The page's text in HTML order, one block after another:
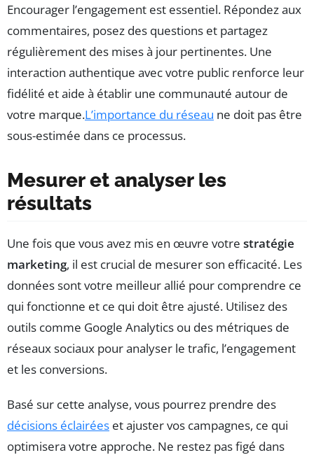
Encourager l’engagement est essentiel. Répondez aux
commentaires, posez des questions et partagez
régulièrement des mises à jour pertinentes. Une
interaction authentique avec votre public renforce leur
fidélité et aide à établir une communauté autour de
votre marque.L’importance du réseau ne doit pas être
sous-estimée dans ce processus.
Mesurer et analyser les
résultats
Une fois que vous avez mis en œuvre votre stratégie
marketing, il est crucial de mesurer son efficacité. Les
données sont votre meilleur allié pour comprendre ce
qui fonctionne et ce qui doit être ajusté. Utilisez des
outils comme Google Analytics ou des métriques de
réseaux sociaux pour analyser le trafic, l’engagement
et les conversions.
Basé sur cette analyse, vous pourrez prendre des
décisions éclairées et ajuster vos campagnes, ce qui
optimisera votre approche. Ne restez pas figé dans